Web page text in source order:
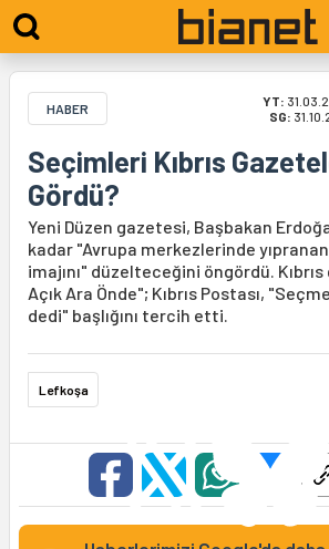
HABER YT:
SG:
Seçimleri Kıbrıs
Gördü?
Yeni Düzen gazetesi, Başbakan
kadar "Avrupa merkezlerinde
imajını" düzelteceğini öngördü.
Açık Ara Önde"; Kıbrıs Postası,
dedi" başlığını tercih etti.
Lefkoşa